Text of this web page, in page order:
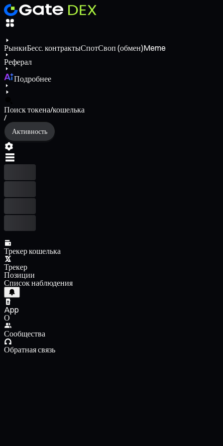
РынкиБесс. контрактыСпотСвоп (обмен)Meme
Реферал
Подробнее
Поиск токена/кошелька
/
Активность
Трекер кошелька
Трекер
Позиции
Список наблюдения
App
О
Сообщества
Обратная связь